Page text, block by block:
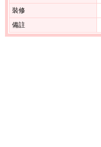
裝修
備註